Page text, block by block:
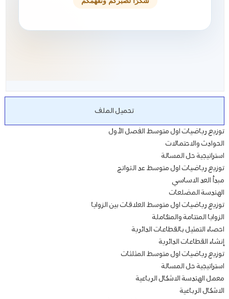
تحميل الملف
توزيع رياضيات اول متوسط الفصل الأول
الحوادث والاحتمالات
استراتيجية حل المسالة
توزيع رياضيات اول متوسط عد النواتج
مبدأ العد الاساسي
الهندسة المضلعات
توزيع رياضيات اول متوسط العلاقات بين الزوايا
الزوايا المتتامة والمتكاملة
احصاء التمثيل بالقطاعات الدائرية
إنشاء القطاعات الدائرية
توزيع رياضيات اول متوسط المثلثات
استراتيجية حل المسالة
معمل الهندسة الاشكال الرباعية
الاشكال الرباعية